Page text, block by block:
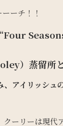
ーチ！！
）蒸留所
、アイリッシュ
クーリーは現代